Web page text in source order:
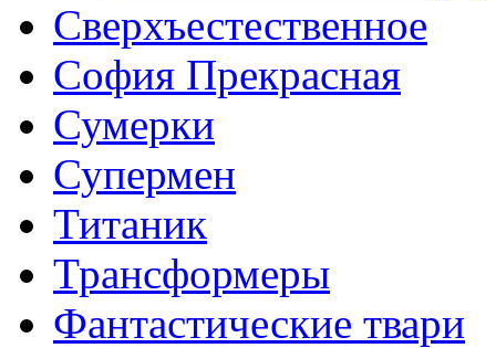
Сверхъестественное
София Прекрасная
Сумерки
Супермен
Титаник
Трансформеры
Фантастические твари